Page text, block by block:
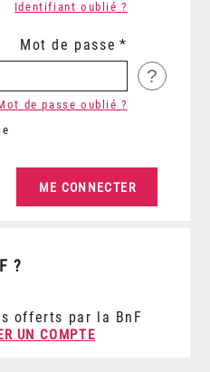
Identifiant oublié ?
Mot de passe
?
de passe oublié ?
?
offerts par la BnF
UN COMPTE